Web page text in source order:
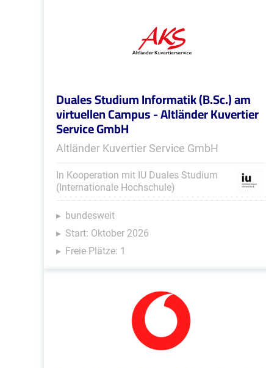
Duales Studium Informatik (B.Sc.) am
virtuellen Campus - Altländer Kuvertier
Service GmbH
Altländer Kuvertier Service GmbH
In Kooperation mit IU Duales Studium
(Internationale Hochschule)
bundesweit
Start: Oktober 2026
Freie Plätze: 1